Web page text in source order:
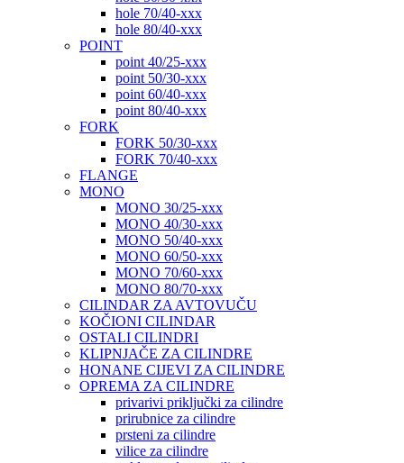
hole 70/40-xxx
hole 80/40-xxx
POINT
point 40/25-xxx
point 50/30-xxx
point 60/40-xxx
point 80/40-xxx
FORK
FORK 50/30-xxx
FORK 70/40-xxx
FLANGE
MONO
MONO 30/25-xxx
MONO 40/30-xxx
MONO 50/40-xxx
MONO 60/50-xxx
MONO 70/60-xxx
MONO 80/70-xxx
CILINDAR ZA AVTOVUČU
KOČIONI CILINDAR
OSTALI CILINDRI
KLIPNJAČE ZA CILINDRE
HONANE CIJEVI ZA CILINDRE
OPREMA ZA CILINDRE
privarivi priključki za cilindre
prirubnice za cilindre
prsteni za cilindre
vilice za cilindre